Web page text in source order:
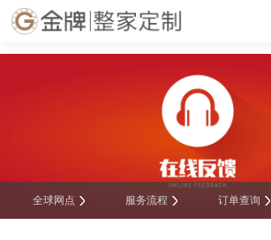
必一·运动(B-Sports)官方网站
全球网点 服务流程 订单查询